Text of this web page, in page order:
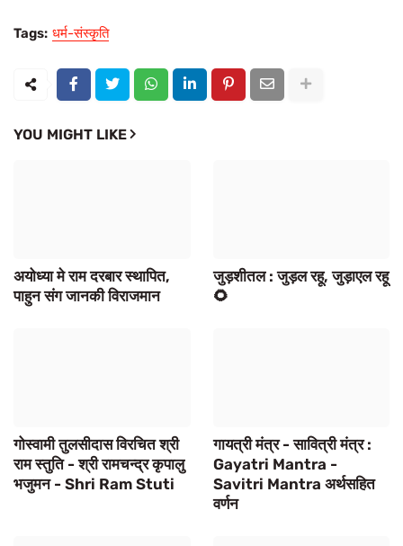
Tags: धर्म-संस्कृति
YOU MIGHT LIKE
अयोध्या मे राम दरबार स्थापित,
पाहुन संग जानकी विराजमान
जुड़शीतल : जुड़ल रहू, जुड़ाएल रहू
🌻
गोस्वामी तुलसीदास विरचित श्री
राम स्तुति - श्री रामचन्द्र कृपालु
भजुमन - Shri Ram Stuti
गायत्री मंत्र - सावित्री मंत्र :
Gayatri Mantra -
Savitri Mantra अर्थसहित
वर्णन